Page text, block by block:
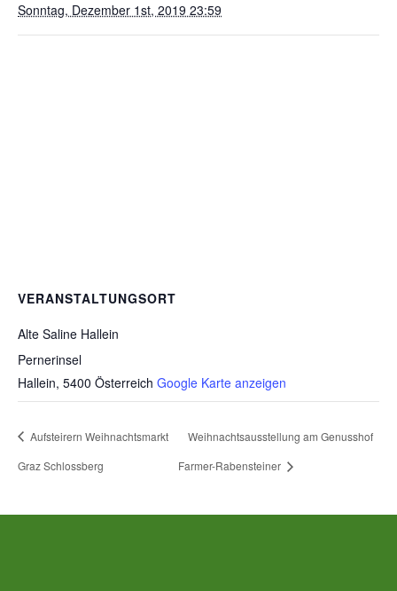
Sonntag, Dezember 1st, 2019 23:59
VERANSTALTUNGSORT
Alte Saline Hallein
Pernerinsel
Hallein, 5400 Österreich Google Karte anzeigen
Aufsteirern Weihnachtsmarkt
Graz Schlossberg
Weihnachtsausstellung am Genusshof
Farmer-Rabensteiner